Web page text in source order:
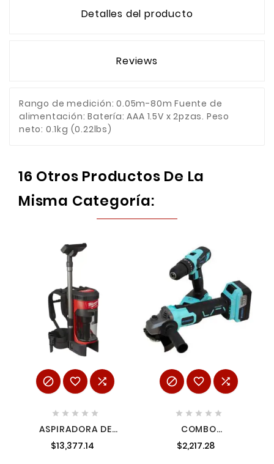
Detalles del producto
Reviews
Rango de medición: 0.05m-80m Fuente de
alimentación: Batería: AAA 1.5V x 2pzas. Peso
neto: 0.1kg (0.22lbs)
16 Otros Productos De La
Misma Categoría:
  
    
ASPIRADORA DE
MOCHILA 18 VOLTS
FUEL 3-IN- 1
$13,377.14
  
    
COMBO
ROTOMARTILLO 12" +
ESMERILADORA 20 V +
$2,217.28